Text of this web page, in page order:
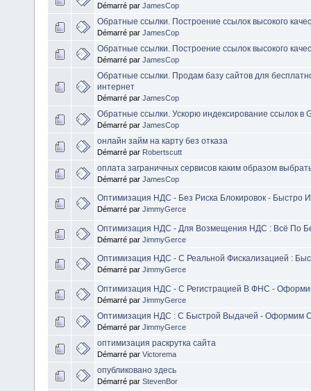
Démarré par JamesCop
Обратные ссылки. Построение ссылок высокого
Démarré par JamesCop
Обратные ссылки. Построение ссылок высокого
Démarré par JamesCop
Обратные ссылки. Продам базу сайтов для
интернет
Démarré par JamesCop
Обратные ссылки. Ускорю индексирование ссылок в
Démarré par JamesCop
онлайн займ на карту без отказа
Démarré par Robertscutt
оплата заграничных сервисов каким образом
Démarré par JamesCop
Оптимизация НДС - Без Риска Блокировок - Быстро
Démarré par JimmyGerce
Оптимизация НДС - Для Возмещения НДС : Всё По
Démarré par JimmyGerce
Оптимизация НДС - С Реальной Фискализацией :
Démarré par JimmyGerce
Оптимизация НДС - С Регистрацией В ФНС -
Démarré par JimmyGerce
Оптимизация НДС : С Быстрой Выдачей - Оформим
Démarré par JimmyGerce
оптимизация раскрутка сайта
Démarré par Victorema
опубликовано здесь
Démarré par StevenBor